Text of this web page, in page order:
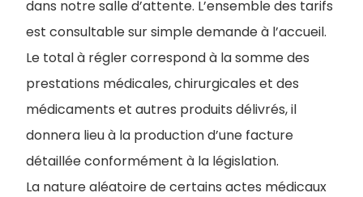
dans notre salle d’attente. L’ensemble des tarifs
est consultable sur simple demande à l’accueil.
Le total à régler correspond à la somme des
prestations médicales, chirurgicales et des
médicaments et autres produits délivrés, il
donnera lieu à la production d’une facture
détaillée conformément à la législation.
La nature aléatoire de certains actes médicaux